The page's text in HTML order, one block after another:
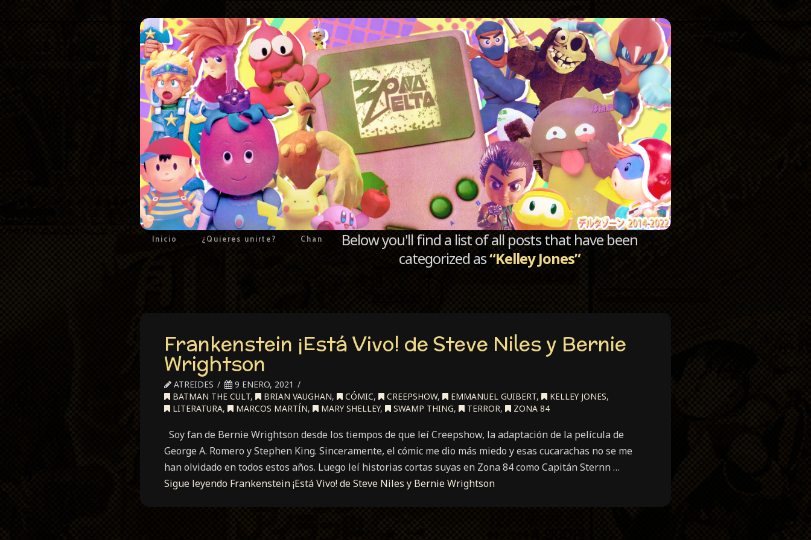
Inicio ¿Quieres unirte? Chan
Below you'll find a list of all posts that have been
categorized as“Kelley Jones”
Frankenstein ¡Está Vivo! de Steve Niles y Bernie
Wrightson
ATREIDES
9 ENERO, 2021
BATMAN THE CULT, BRIAN VAUGHAN, CÓMIC, CREEPSHOW, EMMANUEL GUIBERT, KELLEY JONES,
LITERATURA, MARCOS MARTÍN, MARY SHELLEY, SWAMP THING, TERROR, ZONA 84
Soy fan de Bernie Wrightson desde los tiempos de que leí Creepshow, la adaptación de la película de
George A. Romero y Stephen King. Sinceramente, el cómic me dio más miedo y esas cucarachas no se me
han olvidado en todos estos años. Luego leí historias cortas suyas en Zona 84 como Capitán Sternn …
Sigue leyendo Frankenstein ¡Está Vivo! de Steve Niles y Bernie Wrightson